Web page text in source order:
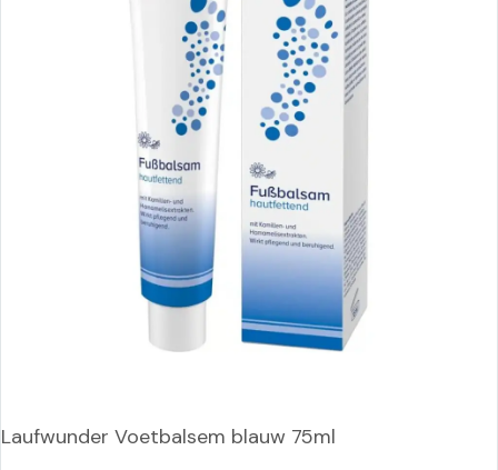
Laufwunder Voetbalsem blauw 75ml